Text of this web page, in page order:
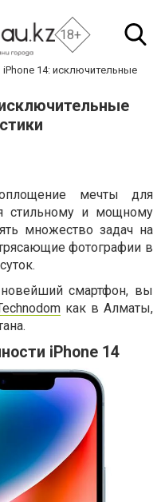
18+
14: исключительные
мечты для
стильному и мощному
множество задач на
фотографии в
смартфон, вы
как в Алматы,
iPhone 14